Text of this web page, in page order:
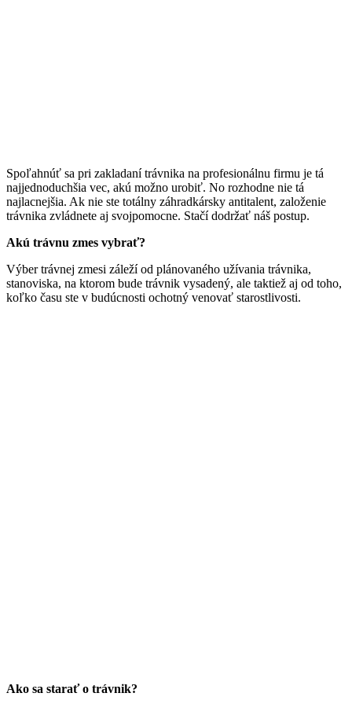
Spoľahnúť sa pri zakladaní trávnika na profesionálnu firmu je tá
najjednoduchšia vec, akú možno urobiť. No rozhodne nie tá
najlacnejšia. Ak nie ste totálny záhradkársky antitalent, založenie
trávnika zvládnete aj svojpomocne. Stačí dodržať náš postup.
Akú trávnu zmes vybrať?
Výber trávnej zmesi záleží od plánovaného užívania trávnika,
stanoviska, na ktorom bude trávnik vysadený, ale taktiež aj od toho,
koľko času ste v budúcnosti ochotný venovať starostlivosti.
Ako sa starať o trávnik?